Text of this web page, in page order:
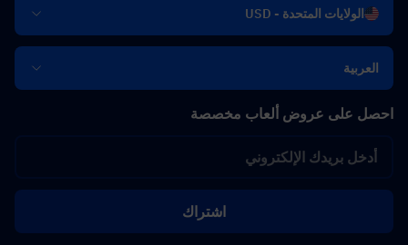
الولايات المتحدة - USD
العربية
احصل على عروض ألعاب مخصصة
اشتراك